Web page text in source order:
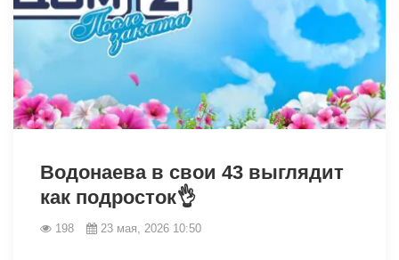
Водонаева в свои 43 выглядит
как подросток👌
198 23 мая, 2026 10:50